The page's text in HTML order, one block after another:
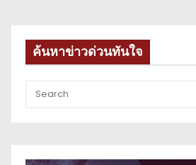
ค้นหาข่าวด่วนทันใจ